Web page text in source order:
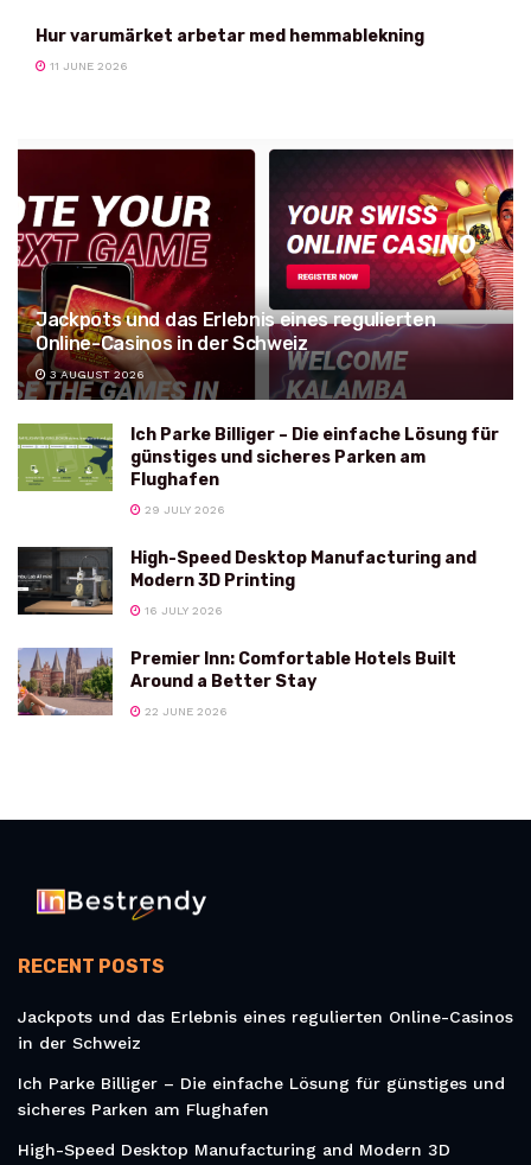
Hur varumärket arbetar med hemmablekning
11 JUNE 2026
Jackpots und das Erlebnis eines regulierten
Online-Casinos in der Schweiz
3 AUGUST 2026
Ich Parke Billiger – Die einfache Lösung für
günstiges und sicheres Parken am
Flughafen
29 JULY 2026
High-Speed Desktop Manufacturing and
Modern 3D Printing
16 JULY 2026
Premier Inn: Comfortable Hotels Built
Around a Better Stay
22 JUNE 2026
RECENT POSTS
Jackpots und das Erlebnis eines regulierten Online-Casinos
in der Schweiz
Ich Parke Billiger – Die einfache Lösung für günstiges und
sicheres Parken am Flughafen
High-Speed Desktop Manufacturing and Modern 3D